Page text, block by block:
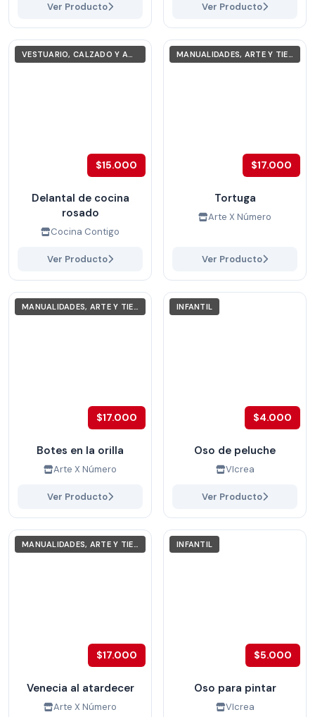
Ver Producto Ver Producto
VESTUARIO, CALZADO Y ACCESORIOS
$15.000
Delantal de cocina
rosado
Cocina Contigo
Ver Producto
MANUALIDADES, ARTE Y TIEMPO LIBRE
$17.000
Tortuga
Arte X Número
Ver Producto
MANUALIDADES, ARTE Y TIEMPO LIBRE
$17.000
Botes en la orilla
Arte X Número
Ver Producto
INFANTIL
$4.000
Oso de peluche
VIcrea
Ver Producto
MANUALIDADES, ARTE Y TIEMPO LIBRE
$17.000
Venecia al atardecer
Arte X Número
INFANTIL
$5.000
Oso para pintar
VIcrea